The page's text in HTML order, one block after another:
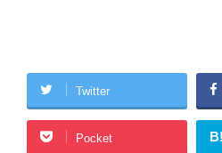
Twitter
Pocket